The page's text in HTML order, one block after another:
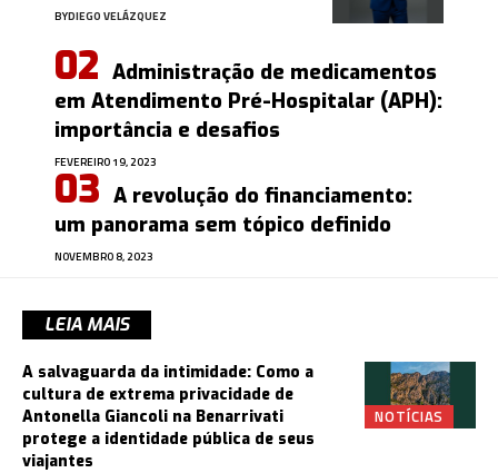
BYDIEGO VELÁZQUEZ
Administração de medicamentos
em Atendimento Pré-Hospitalar (APH):
importância e desafios
FEVEREIRO 19, 2023
A revolução do financiamento:
um panorama sem tópico definido
NOVEMBRO 8, 2023
LEIA MAIS
NOTÍCIAS
A salvaguarda da intimidade: Como a
cultura de extrema privacidade de
Antonella Giancoli na Benarrivati
protege a identidade pública de seus
viajantes